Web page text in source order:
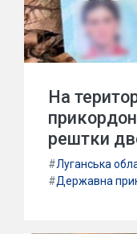
На
рештки
#Луганська
#Державна